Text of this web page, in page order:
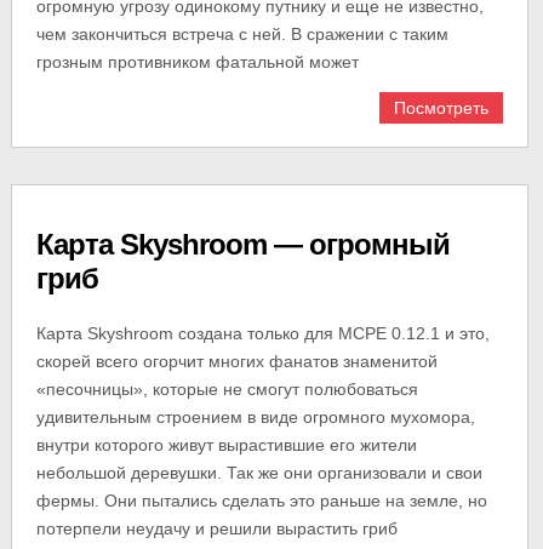
огромную угрозу одинокому путнику и еще не известно,
чем закончиться встреча с ней. В сражении с таким
грозным противником фатальной может
Посмотреть
Карта Skyshroom — огромный
гриб
Карта Skyshroom создана только для MCPE 0.12.1 и это,
скорей всего огорчит многих фанатов знаменитой
«песочницы», которые не смогут полюбоваться
удивительным строением в виде огромного мухомора,
внутри которого живут вырастившие его жители
небольшой деревушки. Так же они организовали и свои
фермы. Они пытались сделать это раньше на земле, но
потерпели неудачу и решили вырастить гриб